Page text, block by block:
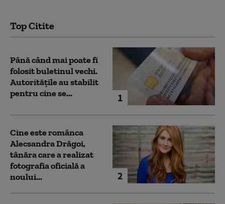
Top Citite
1
Până când mai poate fi
folosit buletinul vechi.
Autoritățile au stabilit
pentru cine se...
2
Cine este românca
Alecsandra Drăgoi,
tânăra care a realizat
fotografia oficială a
noului...